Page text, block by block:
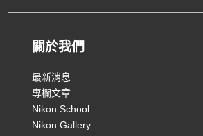
關於我們
最新消息
專欄文章
Nikon School
Nikon Gallery